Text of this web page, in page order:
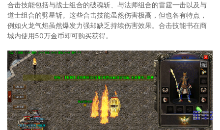
合击技能包括与战士组合的破魂斩、与法师组合的雷霆一击以及与
道士组合的劈星斩。这些合击技能虽然伤害极高，但也各有特点，
例如火龙气焰虽然爆发力强却缺乏持续伤害效果。合击技能书在商
城内使用50万金币即可购买获得。